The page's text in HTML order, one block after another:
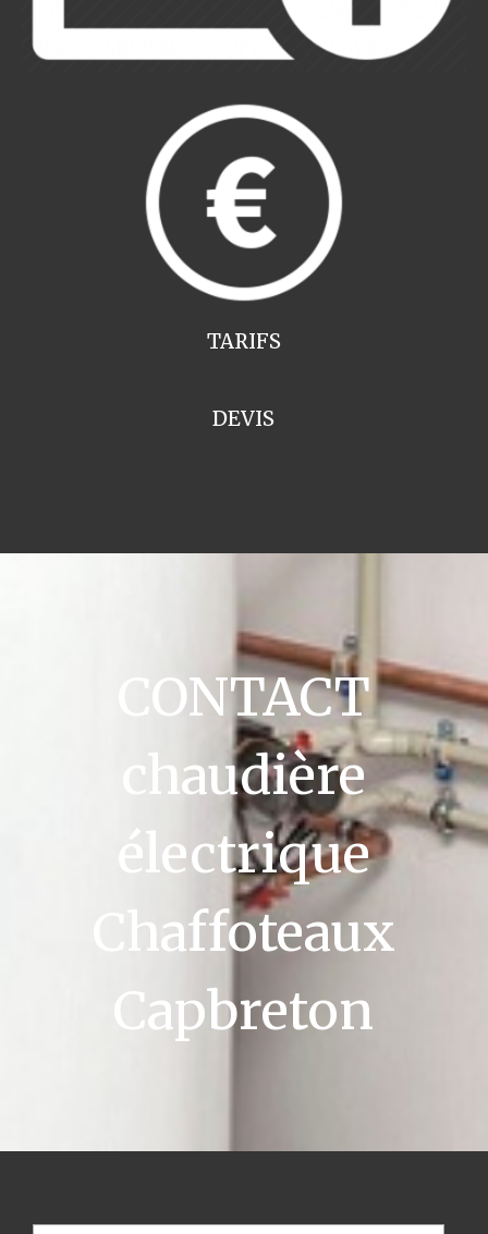
TARIFS
DEVIS
CONTACT
chaudière
électrique
Chaffoteaux
Capbreton